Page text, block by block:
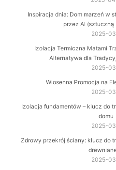
Inspiracja dnia: Dom marzeń w
przez AI (sztuczną
2025-
Izolacja Termiczna Matami
Alternatywa dla
2025-
Wiosenna Promocja na
2025-
Izolacja fundamentów – klucz do
domu
2025-
Zdrowy przekrój ściany: klucz do
2025-